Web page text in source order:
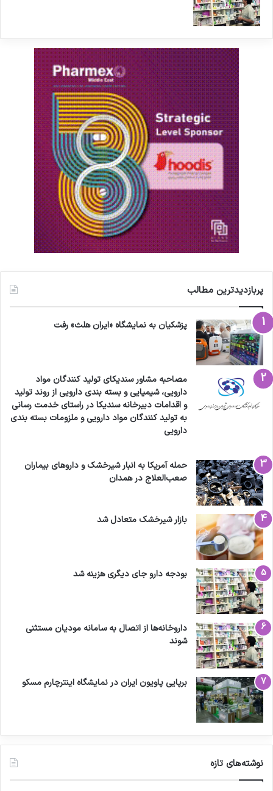
پربازدیدترین مطالب
پزشکیان به نمایشگاه «ایران هلث» رفت
مصاحبه مشاور سندیکای تولید کنندگان مواد
دارویی، شیمیایی و بسته بندی دارویی از روند تولید
و اقدامات دبیرخانه سندیکا در راستای خدمت رسانی
به تولید کنندگان مواد دارویی و ملزومات بسته بندی
دارویی
حمله آمریکا به انبار شیرخشک و داروهای بیماران
صعب‌العلاج در همدان
بازار شیرخشک متعادل شد
بودجه دارو جای دیگری هزینه شد
داروخانه‌ها از اتصال به سامانه مودیان مستثنی
شوند
برپایی پاویون ایران در نمایشگاه اینترچارم مسکو
نوشته‌های تازه